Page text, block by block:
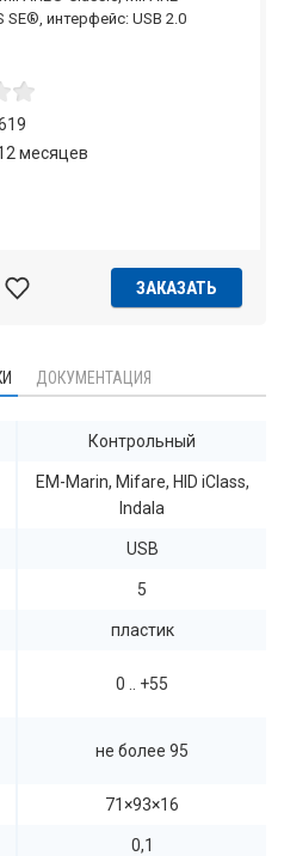
SE®, интерфейс: USB 2.0
месяцев
ЗАКАЗАТЬ
ДОКУМЕНТАЦИЯ
Контрольный
EM-Marin, Mifare, HID iClass,
Indala
USB
5
пластик
0 .. +55
не более 95
71×93×16
0,1